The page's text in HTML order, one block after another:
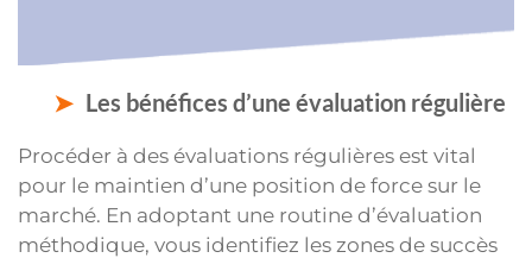
Les bénéfices d’une évaluation régulière
Procéder à des évaluations régulières est vital
pour le maintien d’une position de force sur le
marché. En adoptant une routine d’évaluation
méthodique, vous identifiez les zones de succès